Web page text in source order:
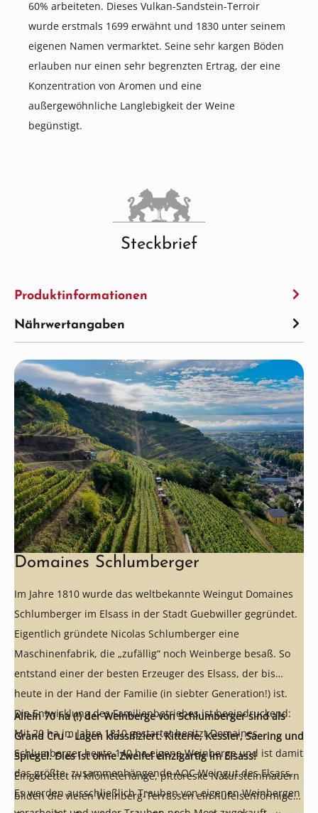
60% arbeiteten. Dieses Vulkan-Sandstein-Terroir
wurde erstmals 1699 erwähnt und 1830 unter seinem
eigenen Namen vermarktet. Seine sehr kargen Böden
erlauben nur einen sehr begrenzten Ertrag, der eine
Konzentration von Aromen und eine
außergewöhnliche Langlebigkeit der Weine
begünstigt.
Steckbrief
Produktinformationen
Nährwertangaben
Domaines Schlumberger
Im Jahre 1810 wurde das weltbekannte Weingut Domaines
Schlumberger im Elsass in der Stadt Guebwiller gegründet.
Eigentlich gründete Nicolas Schlumberger eine
Maschinenfabrik, die „zufällig“ noch Weinberge besaß. So
entstand einer der besten Erzeuger des Elsass, der bis
heute in der Hand der Familie (in siebter Generation!) ist.
Die Entwicklung des Familienbetriebes ist beeindruckend:
Mit 20 ha im Jahre 1810 gestartet besitzt Domaines
Schlumberger heute 140 ha eigene Weinberge und ist damit
das größte, zusammenhängende AOC-Weingut des Elsass.
Es werden ausschließlich Trauben von eigenen Weinbergen
Allein 70 ha (!) der Weinberge von Schlumberger sind als
Grand Cru – Lagen klassifiziert: Kitterle, Kessler, Saering und
Spiegel. Dies ist ohne Zweifel einzigartig im Elsass!
Eingebettet in kilometerlange, pittoreske Natursteinmauern
bilden die vielen Weinberg-Terrassen ein hufeisenförmiges